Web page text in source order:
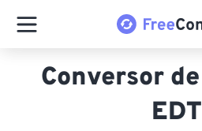
Conversor
EDT